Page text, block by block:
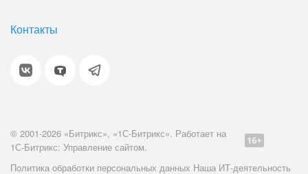
Контакты
© 2001-2026 «Битрикс», «1С-Битрикс». Работает на
1С-Битрикс: Управление сайтом.
Политика обработки персональных данных Наша ИТ-деятельность